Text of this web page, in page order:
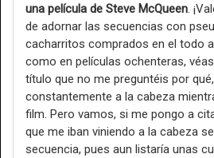
una película de Steve McQueen.
de adornar las secuencias con
cacharritos comprados en el todo
como en películas ochenteras,
título que no me preguntéis por
constantemente a la cabeza
film. Pero vamos, si me pongo a
que me iban viniendo a la cabeza
secuencia, pues aun listaría unas